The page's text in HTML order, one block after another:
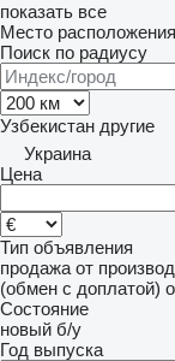
показать все
Место расположения
Поиск по радиусу
Узбекистан другие
Украина
Цена
Тип объявления
продажа от
(обмен с доплатой)
Состояние
новый б/у
Год выпуска